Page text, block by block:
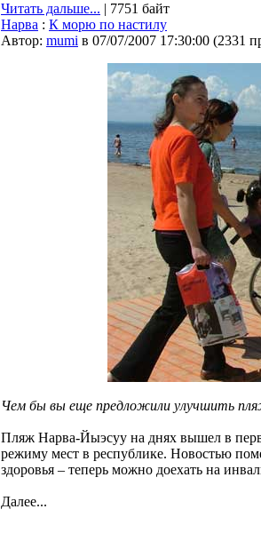
Читать дальше... | 7751 байт
Нарва : К морю по настилу
Автор: mumi в 07/07/2007 17:30:00 (2331
Чем бы вы еще предложили улучшить
Пляж Нарва-Йыэсуу на днях вышел в
режиму мест в республике. Новостью
здоровья – теперь можно доехать на
Далее...